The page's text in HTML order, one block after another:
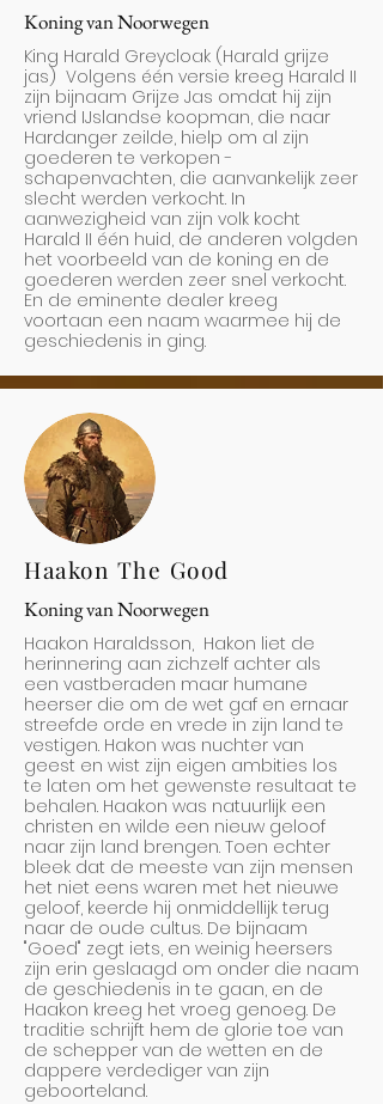
Koning van Noorwegen
King Harald Greycloak (Harald grijze
jas) Volgens één versie kreeg Harald II
zijn bijnaam Grijze Jas omdat hij zijn
vriend IJslandse koopman, die naar
Hardanger zeilde, hielp om al zijn
goederen te verkopen -
schapenvachten, die aanvankelijk zeer
slecht werden verkocht. In
aanwezigheid van zijn volk kocht
Harald II één huid, de anderen volgden
het voorbeeld van de koning en de
goederen werden zeer snel verkocht.
En de eminente dealer kreeg
voortaan een naam waarmee hij de
geschiedenis in ging.
Haakon The Good
Koning van Noorwegen
Haakon Haraldsson, Hakon liet de
herinnering aan zichzelf achter als
een vastberaden maar humane
heerser die om de wet gaf en ernaar
streefde orde en vrede in zijn land te
vestigen. Hakon was nuchter van
geest en wist zijn eigen ambities los
te laten om het gewenste resultaat te
behalen. Haakon was natuurlijk een
christen en wilde een nieuw geloof
naar zijn land brengen. Toen echter
bleek dat de meeste van zijn mensen
het niet eens waren met het nieuwe
geloof, keerde hij onmiddellijk terug
naar de oude cultus. De bijnaam
"Goed" zegt iets, en weinig heersers
zijn erin geslaagd om onder die naam
de geschiedenis in te gaan, en de
Haakon kreeg het vroeg genoeg. De
traditie schrijft hem de glorie toe van
de schepper van de wetten en de
dappere verdediger van zijn
geboorteland.